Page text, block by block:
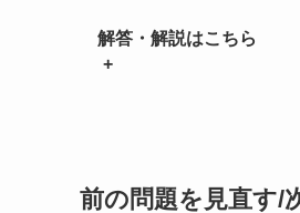
解答・解説はこちら
+
前の問題を見直す/